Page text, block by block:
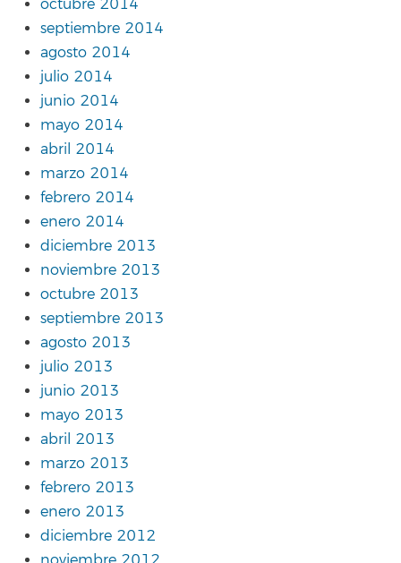
octubre 2014
septiembre 2014
agosto 2014
julio 2014
junio 2014
mayo 2014
abril 2014
marzo 2014
febrero 2014
enero 2014
diciembre 2013
noviembre 2013
octubre 2013
septiembre 2013
agosto 2013
julio 2013
junio 2013
mayo 2013
abril 2013
marzo 2013
febrero 2013
enero 2013
diciembre 2012